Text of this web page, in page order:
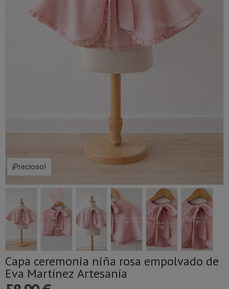
¡Precioso!
Capa ceremonia niña rosa empolvado de
Eva Martínez Artesanía